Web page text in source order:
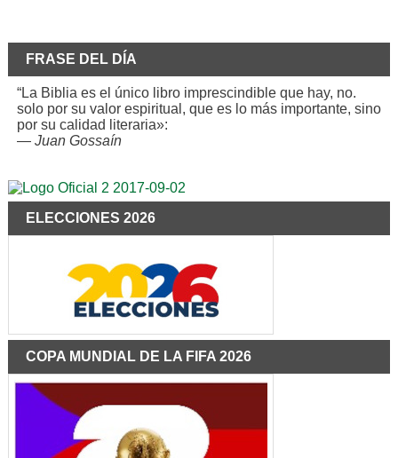
FRASE DEL DÍA
“La Biblia es el único libro imprescindible que hay, no.
solo por su valor espiritual, que es lo más importante, sino
por su calidad literaria»:
— Juan Gossaín
ELECCIONES 2026
COPA MUNDIAL DE LA FIFA 2026